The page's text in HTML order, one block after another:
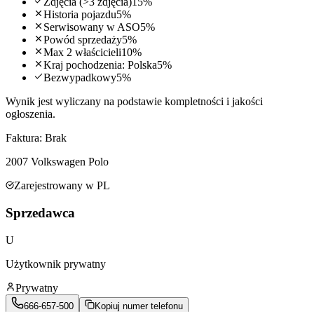
Historia pojazdu5%
Serwisowany w ASO5%
Powód sprzedaży5%
Max 2 właścicieli10%
Kraj pochodzenia: Polska5%
Bezwypadkowy5%
Wynik jest wyliczany na podstawie kompletności i jakości
ogłoszenia.
Faktura: Brak
2007 Volkswagen Polo
Zarejestrowany w PL
Sprzedawca
U
Użytkownik prywatny
Prywatny
666-657-500 Kopiuj numer telefonu